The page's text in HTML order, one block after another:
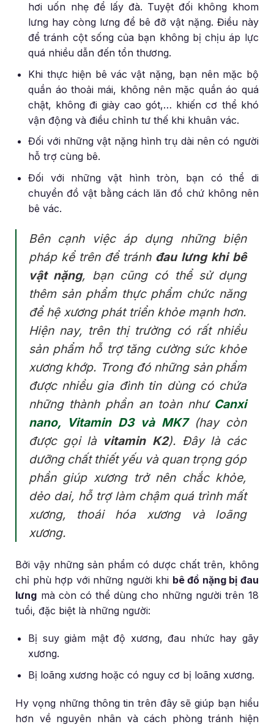
hơi uốn nhẹ để lấy đà. Tuyệt đối không khom
lưng hay còng lưng để bê đỡ vật nặng. Điều này
để tránh cột sống của bạn không bị chịu áp lực
quá nhiều dẫn đến tổn thương.
Khi thực hiện bê vác vật nặng, bạn nên mặc bộ
quần áo thoải mái, không nên mặc quần áo quá
chật, không đi giày cao gót,… khiến cơ thể khó
vận động và điều chỉnh tư thế khi khuân vác.
Đối với những vật nặng hình trụ dài nên có người
hỗ trợ cùng bê.
Đối với những vật hình tròn, bạn có thể di
chuyển đồ vật bằng cách lăn đồ chứ không nên
bê vác.
Bên cạnh việc áp dụng những biện
pháp kể trên để tránh đau lưng khi bê
vật nặng, bạn cũng có thể sử dụng
thêm sản phẩm thực phẩm chức năng
để hệ xương phát triển khỏe mạnh hơn.
Hiện nay, trên thị trường có rất nhiều
sản phẩm hỗ trợ tăng cường sức khỏe
xương khớp. Trong đó những sản phẩm
được nhiều gia đình tin dùng có chứa
những thành phần an toàn như Canxi
nano, Vitamin D3 và MK7(hay còn
được gọi là vitamin K2). Đây là các
dưỡng chất thiết yếu và quan trọng góp
phần giúp xương trở nên chắc khỏe,
dẻo dai, hỗ trợ làm chậm quá trình mất
xương, thoái hóa xương và loãng
xương.
Bởi vậy những sản phẩm có dược chất trên, không
chỉ phù hợp với những người khi bê đồ nặng bị đau
lưng mà còn có thể dùng cho những người trên 18
tuổi, đặc biệt là những người:
Bị suy giảm mật độ xương, đau nhức hay gãy
xương.
Bị loãng xương hoặc có nguy cơ bị loãng xương.
Hy vọng những thông tin trên đây sẽ giúp bạn hiểu
hơn về nguyên nhân và cách phòng tránh hiện